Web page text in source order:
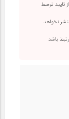
تایید توسط
نخواهد
باشد